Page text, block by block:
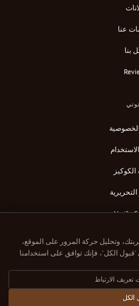
عنا
بنا
التحريرية
Verify
صادقة. مكان قهوتك الرائع التالي هنا.
وتحليل حركة المرور على الموقع،
الكل'، فإنك توافق على استخدامنا
تعريف الارتباط
الكل